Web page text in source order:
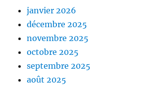
janvier 2026
décembre 2025
novembre 2025
octobre 2025
septembre 2025
août 2025